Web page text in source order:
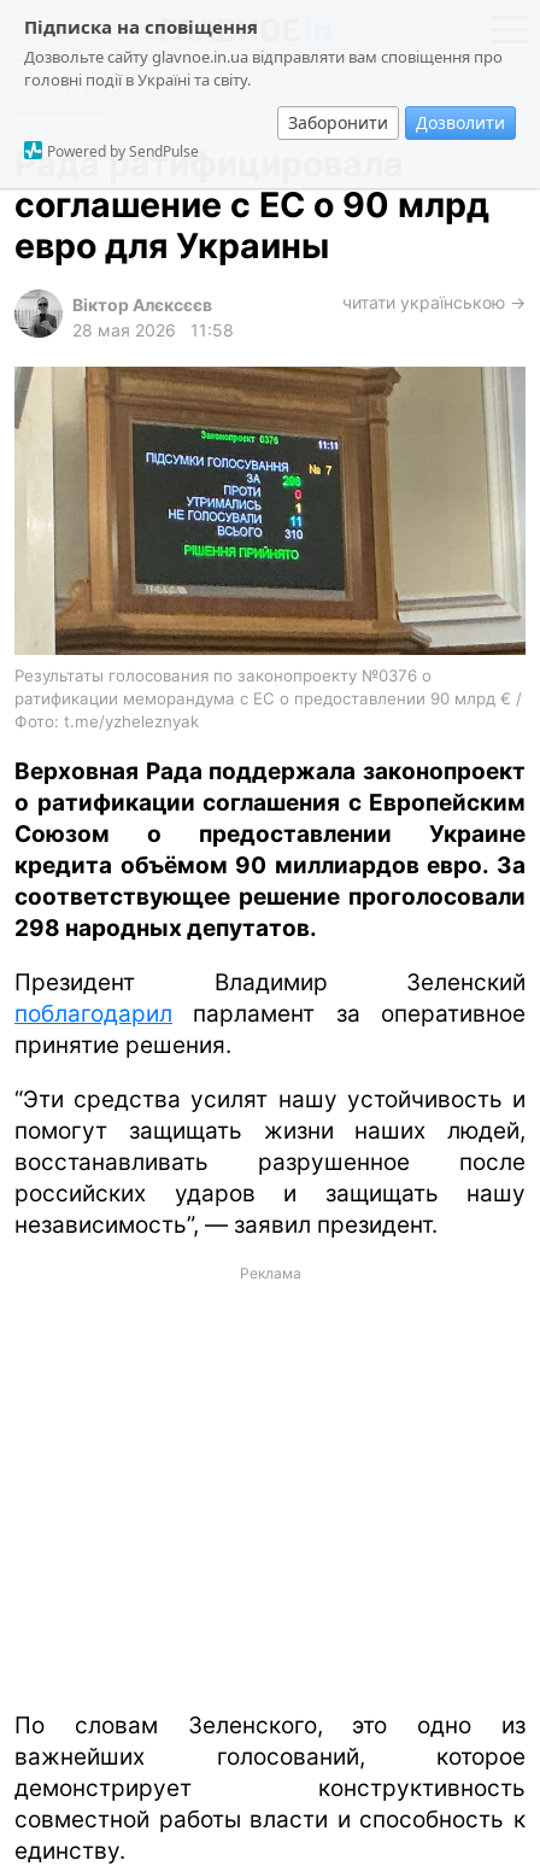
Підписка на сповіщення
Дозвольте сайту glavnoe.in.ua відправляти вам сповіщення про
головні події в Україні та світу.
Заборонити Дозволити
Powered by SendPulse
новости
о проекте
общество
происшествия
криминал
лонгриды
харьков
архив
gambling
ru en
Политика
Рада ратифицировала
соглашение с ЕС о 90 млрд
евро для Украины
Віктор Алєксєєв
28 мая 2026
11:58
читати українською →
Результаты голосования по законопроекту №0376 о
ратификации меморандума с ЕС о предоставлении 90 млрд € /
Фото: t.me/yzheleznyak
Верховная Рада поддержала законопроект
о ратификации соглашения с Европейским
Союзом о предоставлении Украине
кредита объёмом 90 миллиардов евро. За
соответствующее решение проголосовали
298 народных депутатов.
Президент Владимир Зеленский
поблагодарил парламент за оперативное
принятие решения.
“Эти средства усилят нашу устойчивость и
помогут защищать жизни наших людей,
восстанавливать разрушенное после
российских ударов и защищать нашу
независимость”, — заявил президент.
Реклама
По словам Зеленского, это одно из
важнейших голосований, которое
демонстрирует конструктивность
совместной работы власти и способность к
единству.